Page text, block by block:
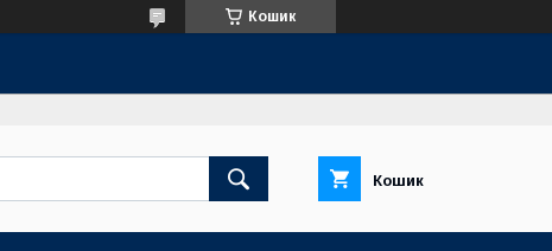
Кошик
Кошик